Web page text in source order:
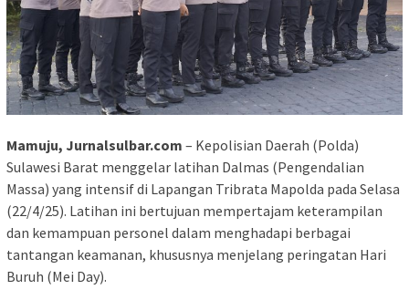
Mamuju, Jurnalsulbar.com – Kepolisian Daerah (Polda)
Sulawesi Barat menggelar latihan Dalmas (Pengendalian
Massa) yang intensif di Lapangan Tribrata Mapolda pada Selasa
(22/4/25). Latihan ini bertujuan mempertajam keterampilan
dan kemampuan personel dalam menghadapi berbagai
tantangan keamanan, khususnya menjelang peringatan Hari
Buruh (Mei Day).